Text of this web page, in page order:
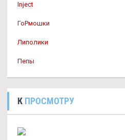
Inject
ГоРмошки
Липолики
Пепы
К ПРОСМОТРУ